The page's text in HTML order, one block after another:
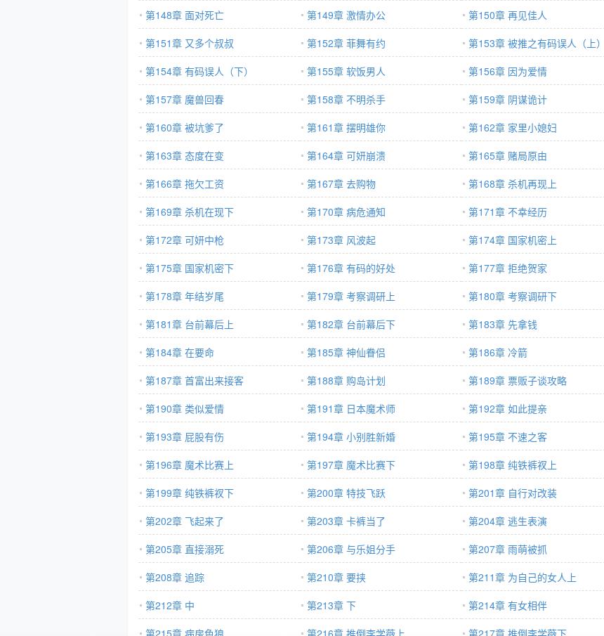
第148章 面对死亡
第149章 激情办公
第150章 再见佳人
第151章 又多个叔叔
第152章 菲舞有约
第153章 被推之有码误人（上）
第154章 有码误人（下）
第155章 软饭男人
第156章 因为爱情
第157章 魔兽回春
第158章 不明杀手
第159章 阴谋诡计
第160章 被坑爹了
第161章 摆明雄你
第162章 家里小媳妇
第163章 态度在变
第164章 可妍崩溃
第165章 赌局原由
第166章 拖欠工资
第167章 去购物
第168章 杀机再现上
第169章 杀机在现下
第170章 病危通知
第171章 不幸经历
第172章 可妍中枪
第173章 风波起
第174章 国家机密上
第175章 国家机密下
第176章 有码的好处
第177章 拒绝贺家
第178章 年结岁尾
第179章 考察调研上
第180章 考察调研下
第181章 台前幕后上
第182章 台前幕后下
第183章 先拿钱
第184章 在要命
第185章 神仙眷侣
第186章 冷箭
第187章 首富出来接客
第188章 购岛计划
第189章 票贩子谈攻略
第190章 类似爱情
第191章 日本魔术师
第192章 如此提亲
第193章 屁股有伤
第194章 小别胜新婚
第195章 不速之客
第196章 魔术比赛上
第197章 魔术比赛下
第198章 纯铁裤衩上
第199章 纯铁裤衩下
第200章 特技飞跃
第201章 自行对改装
第202章 飞起来了
第203章 卡裤当了
第204章 逃生表演
第205章 直接溺死
第206章 与乐姐分手
第207章 雨萌被抓
第208章 追踪
第210章 要挟
第211章 为自己的女人上
第212章 中
第213章 下
第214章 有女相伴
第215章 病房色狼
第216章 推倒李学薇上 第217章 推倒李学薇下